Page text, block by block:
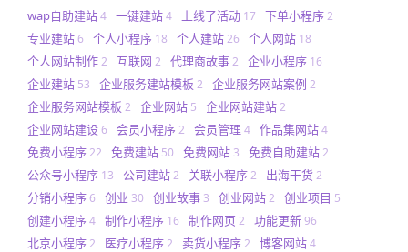
wap自助建站4 一键建站4 上线了活动 17 下单小程序2
专业建站6 个人小程序 18 个人建站26 个人网站 18
个人网站制作2 互联网 2 代理商故事2 企业小程序 16
企业建站 53 企业服务建站模板 2 企业服务网站案例 2
企业服务网站模板 2 企业网站 5 企业网站建站2
企业网站建设6 会员小程序2 会员管理 4 作品集网站4
免费小程序22 免费建站 50 免费网站 3 免费自助建站2
公众号小程序 13 公司建站2 关联小程序2 出海干货2
分销小程序6 创业 30 创业故事 3 创业网站2 创业项目 5
创建小程序4 制作小程序 16 制作网页 2 功能更新96
北京小程序2 医疗小程序2 卖货小程序2 博客网站4